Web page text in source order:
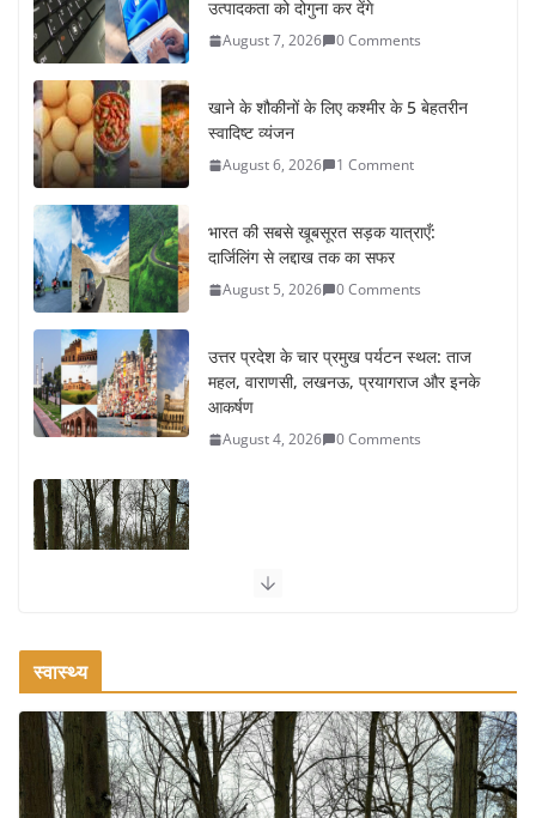
उत्पादकता को दोगुना कर देंगे
August 7, 2026 0 Comments
खाने के शौकीनों के लिए कश्मीर के 5 बेहतरीन
स्वादिष्ट व्यंजन
August 6, 2026 1 Comment
भारत की सबसे खूबसूरत सड़क यात्राएँ:
दार्जिलिंग से लद्दाख तक का सफर
August 5, 2026 0 Comments
उत्तर प्रदेश के चार प्रमुख पर्यटन स्थल: ताज
महल, वाराणसी, लखनऊ, प्रयागराज और इनके
आकर्षण
August 4, 2026 0 Comments
August 3, 2026
ऑफबीट समर डेस्टिनेशन: गर्मियों के लिए 7
बेहतरीन ठंडी जगहें – भीड़ से दूर छुट्टियां
August 2, 2026 1 Comment
स्वास्थ्य